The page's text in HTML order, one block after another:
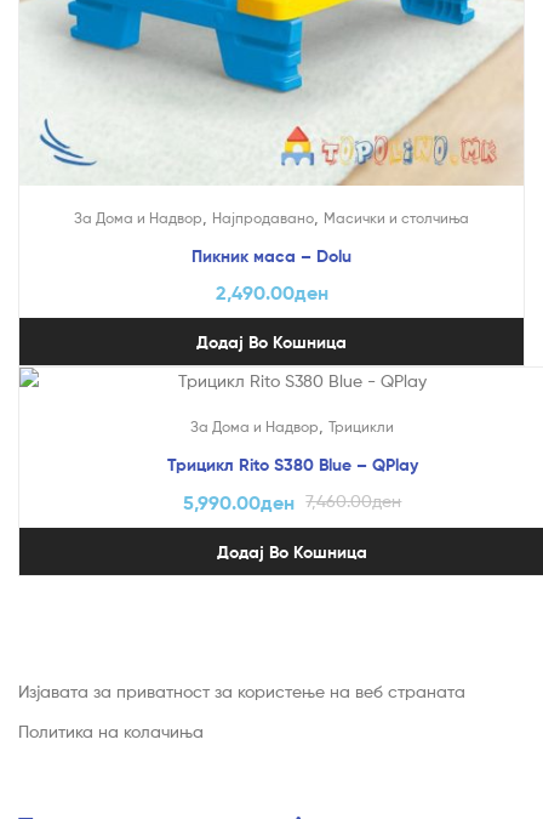
За Дома и Надвор Најпродавано Mасички и столчиња
Пикник маса – Dolu
2,490.00ден
Додај Во Кошница
За Дома и Надвор, Трицикли
Трицикл Rito S380 Blue – QPlay
7,460.00ден
5,990.00ден
Додај Во Кошница
Изјавата за приватност за користење на веб страната
Политика на колачиња